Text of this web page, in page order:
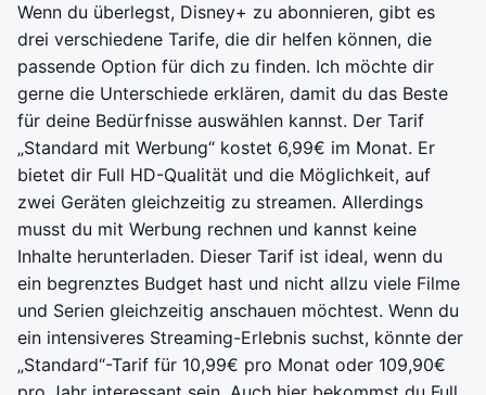
Wenn du überlegst, Disney+ zu abonnieren, gibt es
drei verschiedene Tarife, die dir helfen können, die
passende Option für dich zu finden. Ich möchte dir
gerne die Unterschiede erklären, damit du das Beste
für deine Bedürfnisse auswählen kannst. Der Tarif
„Standard mit Werbung“ kostet 6,99€ im Monat. Er
bietet dir Full HD-Qualität und die Möglichkeit, auf
zwei Geräten gleichzeitig zu streamen. Allerdings
musst du mit Werbung rechnen und kannst keine
Inhalte herunterladen. Dieser Tarif ist ideal, wenn du
ein begrenztes Budget hast und nicht allzu viele Filme
und Serien gleichzeitig anschauen möchtest. Wenn du
ein intensiveres Streaming-Erlebnis suchst, könnte der
„Standard“-Tarif für 10,99€ pro Monat oder 109,90€